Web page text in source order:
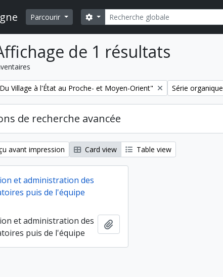
Parcourir Rechercher
Search options
de 1 résultats
filter:Village à l'État au Proche- et Moyen-Orient" Remove filter:
Série organique
de recherche avancée
avant impression Card view Table view
et administration des
puis de l'équipe
et administration des
puis de l'équipe